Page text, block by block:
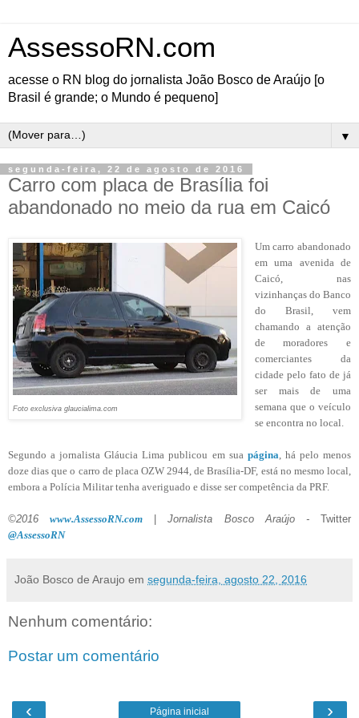
AssessoRN.com
acesse o RN blog do jornalista João Bosco de Araújo [o
Brasil é grande; o Mundo é pequeno]
▼
segunda-feira, 22 de agosto de 2016
Carro com placa de Brasília foi
abandonado no meio da rua em Caicó
Foto exclusiva glaucialima.com
Um carro abandonado
em uma avenida de
Caicó, nas
vizinhanças do Banco
do Brasil, vem
chamando a atenção
de moradores e
comerciantes da
cidade pelo fato de já
ser mais de uma
semana que o veículo
se encontra no local.
Segundo a jornalista Gláucia Lima publicou em sua página , há pelo menos
doze dias que o carro de placa OZW 2944, de Brasília-DF, está no mesmo local,
embora a Polícia Militar tenha averiguado e disse ser competência da PRF.
©2016www.AssessoRN.com Jornalista Bosco Araújo -Twitter
@AssessoRN
João Bosco de Araujo em segunda-feira, agosto 22, 2016
Nenhum comentário:
Postar um comentário
‹ ›
Página inicial